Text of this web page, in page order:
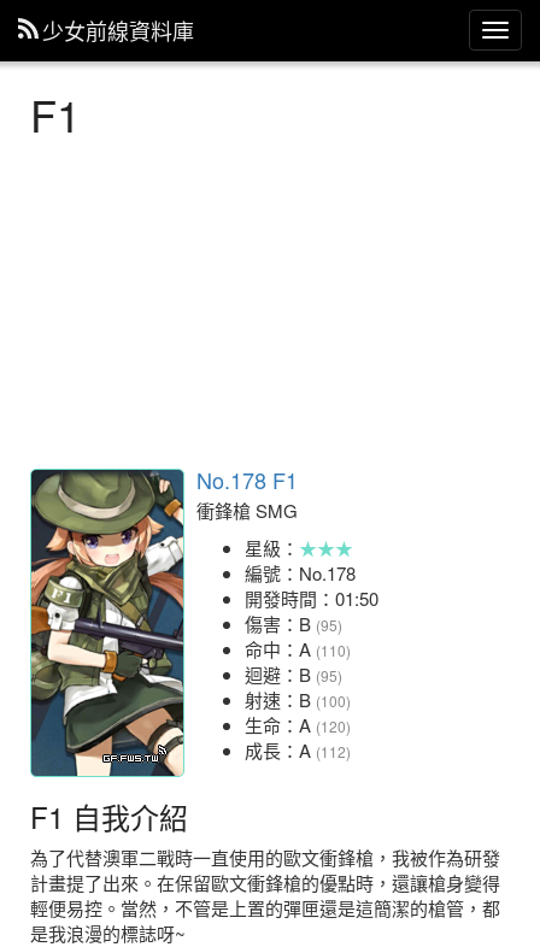
主
選
少女前線資料庫
F1
No.178 F1
衝鋒槍 SMG
星級： ★★★
編號：No.178
開發時間：01:50
傷害：B (95)
命中：A (110)
迴避：B (95)
射速：B (100)
生命：A (120)
成長：A (112)
F1 自我介紹
為了代替澳軍二戰時一直使用的歐文衝鋒槍，我被作為研發
計畫提了出來。在保留歐文衝鋒槍的優點時，還讓槍身變得
輕便易控。當然，不管是上置的彈匣還是這簡潔的槍管，都
是我浪漫的標誌呀~